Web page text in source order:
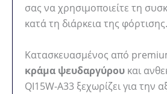
σας να χρησιμοποιείτε τη
κατά τη διάρκεια της φόρτισης.
Κατασκευασμένος από
κράμα ψευδαργύρου και
QI15W-A33 ξεχωρίζει για την